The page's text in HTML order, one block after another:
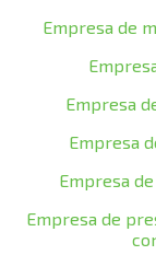
Empresa de
Empresa
Empresa
Empresa
Empresa de